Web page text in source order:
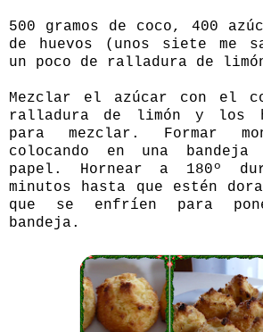
500 gramos de coco, 400
de huevos (unos siete me
un poco de ralladura de
Mezclar el azúcar con el
ralladura de limón y los
para mezclar. Formar
colocando en una
papel. Hornear a 180º
minutos hasta que estén
que se enfríen para
bandeja.